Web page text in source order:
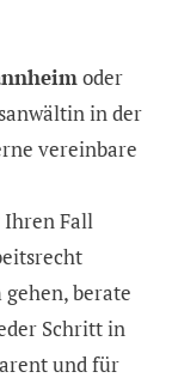
oder
in der
vereinbare
Ihren Fall
gehen, berate
Schritt in
und für